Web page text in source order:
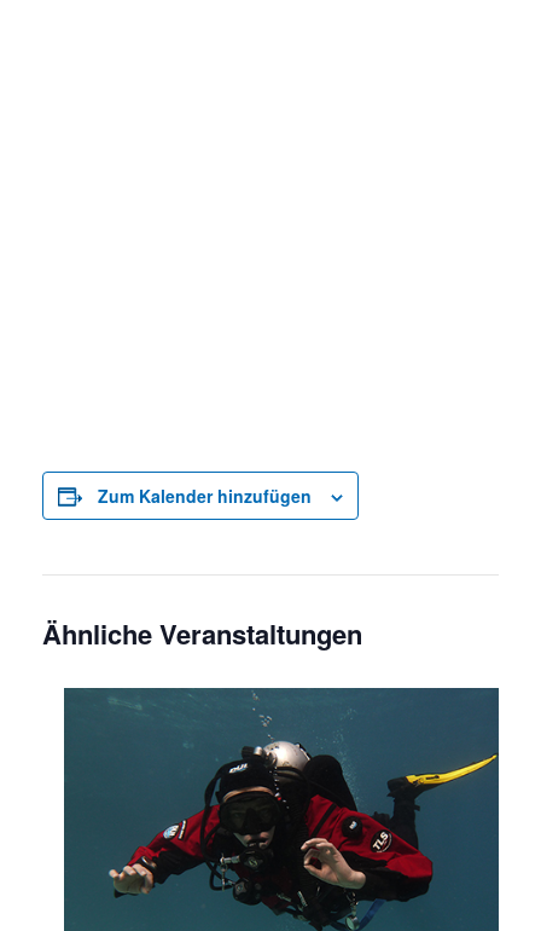
Zum Kalender hinzufügen
Ähnliche Veranstaltungen